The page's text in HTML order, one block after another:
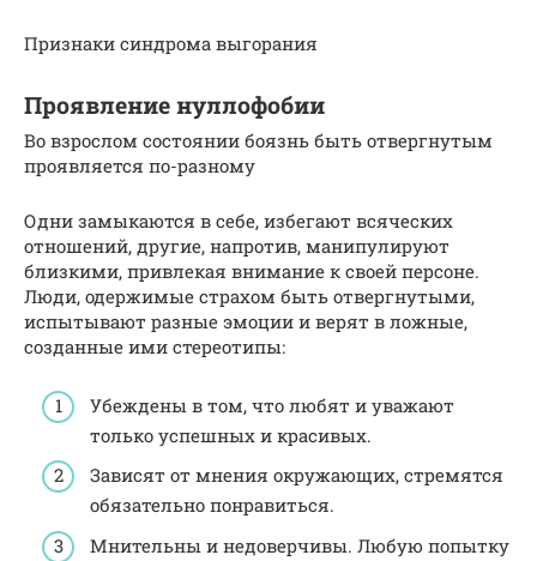
Признаки синдрома выгорания
Проявление нуллофобии
Во взрослом состоянии боязнь быть отвергнутым
проявляется по-разному
Одни замыкаются в себе, избегают всяческих
отношений, другие, напротив, манипулируют
близкими, привлекая внимание к своей персоне.
Люди, одержимые страхом быть отвергнутыми,
испытывают разные эмоции и верят в ложные,
созданные ими стереотипы:
Убеждены в том, что любят и уважают
только успешных и красивых.
Зависят от мнения окружающих, стремятся
обязательно понравиться.
Мнительны и недоверчивы. Любую попытку